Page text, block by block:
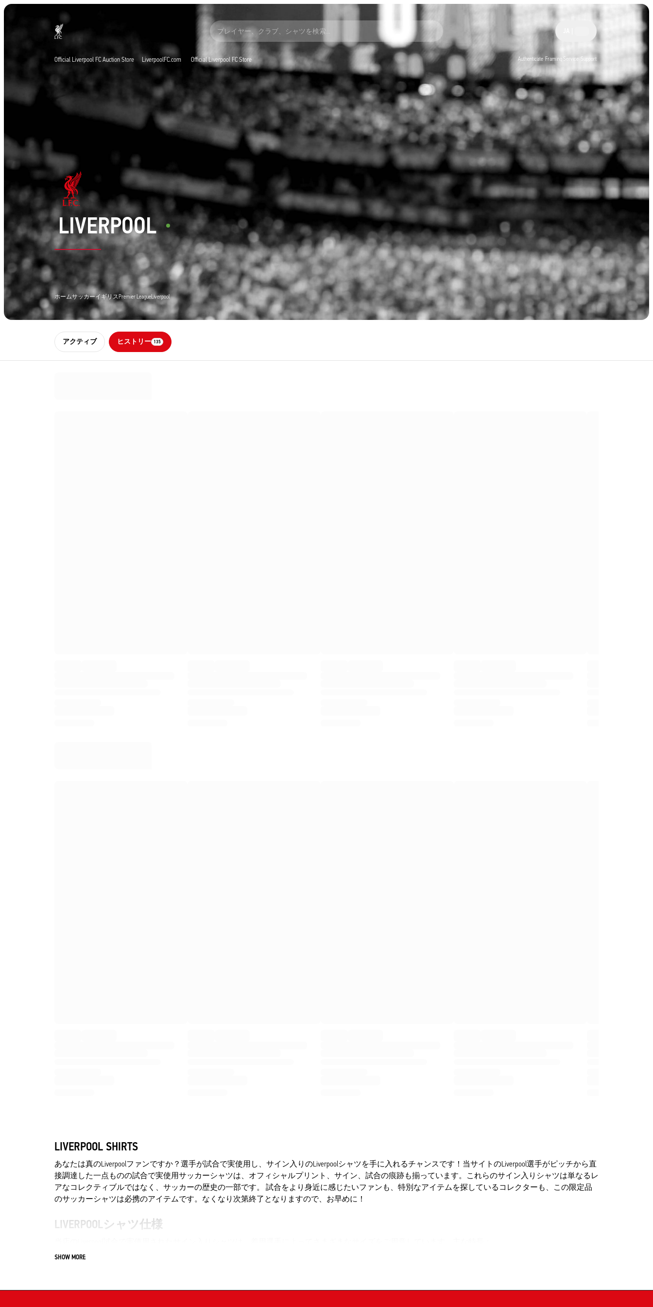
現在ライブ中
プレイヤー、クラブ、シャツを検索…
Official Liverpool FC Auction Store LiverpoolFC.com Official Liverpool FC Store Authenticate Framing Service Support
LIVERPOOL
ホームサッカーイギリスPremier LeagueLiverpool
アクティブ ヒストリー 135
LIVERPOOL SHIRTS
あなたは真のLiverpoolファンですか？選手が試合で実使用し、サイン入りのLiverpoolシャツを手に入れるチャンスです！当サイトのLiverpool選手がピッチから直
接調達した一点ものの試合で実使用サッカーシャツは、オフィシャルプリント、サイン、試合の痕跡も揃っています。これらのサイン入りシャツは単なるレ
アなコレクティブルではなく、サッカーの歴史の一部です。 試合をより身近に感じたいファンも、特別なアイテムを探しているコレクターも、この限定品
のサッカーシャツは必携のアイテムです。なくなり次第終了となりますので、お早めに！
LIVERPOOLシャツ仕様
100％本物 ― 公式試合で着用
ご注意：これらのシャツは試合中に着用されたため、泥や芝の汚れなど使用感がある場合があります。これにより、すべてがよりユニークなものとなってい
SHOW MORE